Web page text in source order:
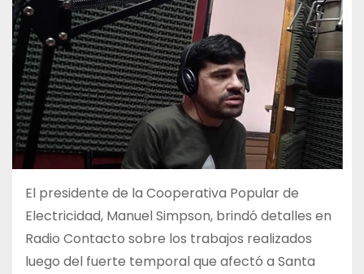
El presidente de la Cooperativa Popular de
Electricidad, Manuel Simpson, brindó detalles en
Radio Contacto sobre los trabajos realizados
luego del fuerte temporal que afectó a Santa